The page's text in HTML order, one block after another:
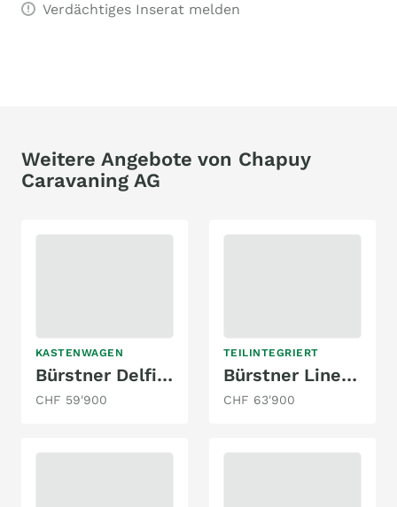
Verdächtiges Inserat melden
Weitere Angebote von Chapuy
Caravaning AG
KASTENWAGEN
Bürstner Delfin C 621
CHF 59'900
TEILINTEGRIERT
Bürstner Lineo T 620 G Ford
CHF 63'900